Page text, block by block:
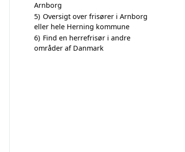
Arnborg
5) Oversigt over frisører i Arnborg
eller hele Herning kommune
6) Find en herrefrisør i andre
områder af Danmark